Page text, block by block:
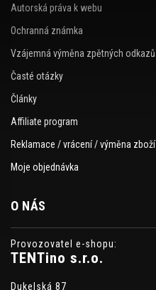
Autorská práva k webu
Ochranná známka
Vzájemná výměna zpětných odkazů
Časté otázky
Články
Affiliate program
Reklamace / vrácení / výměna zboží
Moje objednávka
O NÁS
Provozovatel e-shopu:
TENTino s.r.o.
Dukelská 87